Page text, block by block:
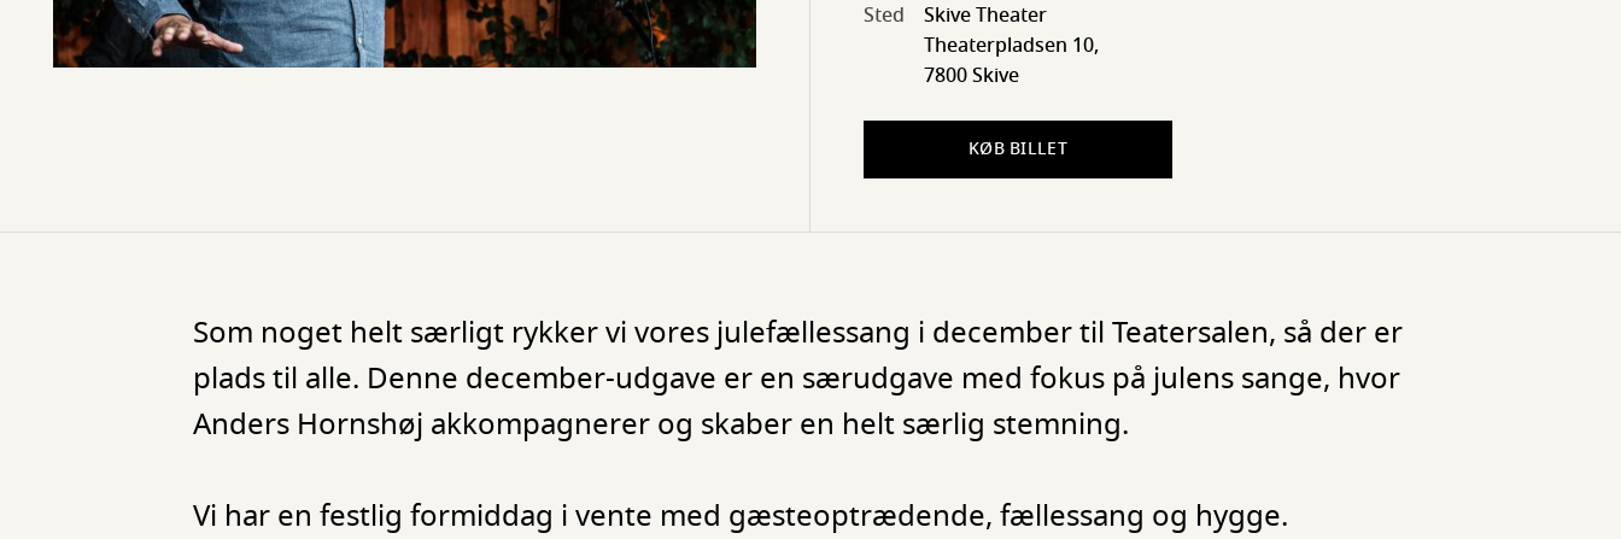
Sted
Skive Theater
Theaterpladsen 10,
7800 Skive
KØB BILLET
Som noget helt særligt rykker vi vores julefællessang i december til Teatersalen, så der er
plads til alle. Denne december-udgave er en særudgave med fokus på julens sange, hvor
Anders Hornshøj akkompagnerer og skaber en helt særlig stemning.
Vi har en festlig formiddag i vente med gæsteoptrædende, fællessang og hygge.